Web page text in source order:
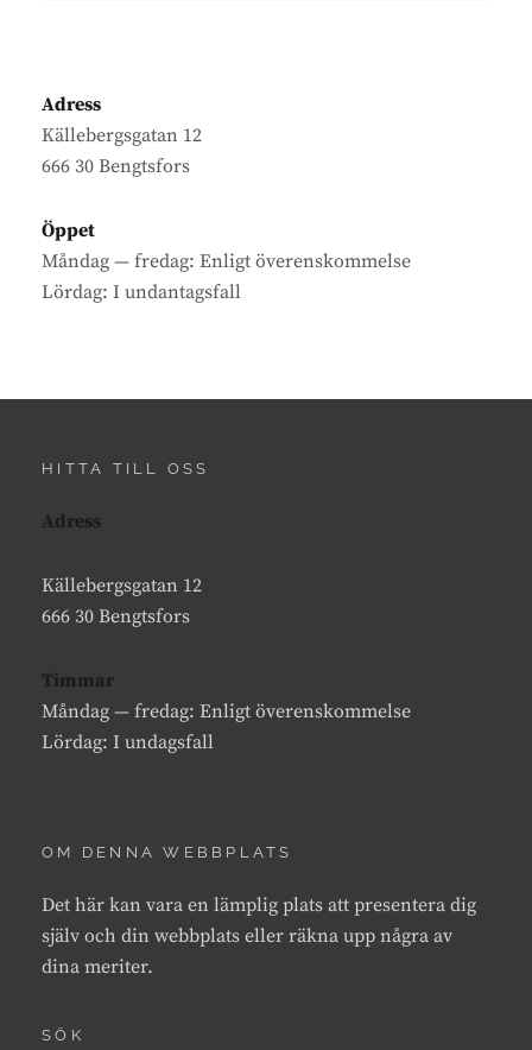
Adress
Källebergsgatan 12
666 30 Bengtsfors
Öppet
Måndag — fredag: Enligt överenskommelse
Lördag: I undantagsfall
HITTA TILL OSS
Adress
Källebergsgatan 12
666 30 Bengtsfors
Timmar
Måndag — fredag: Enligt överenskommelse
Lördag: I undagsfall
OM DENNA WEBBPLATS
Det här kan vara en lämplig plats att presentera dig
själv och din webbplats eller räkna upp några av
dina meriter.
SÖK